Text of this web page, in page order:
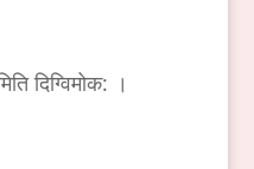
दिग्विमोक: ।